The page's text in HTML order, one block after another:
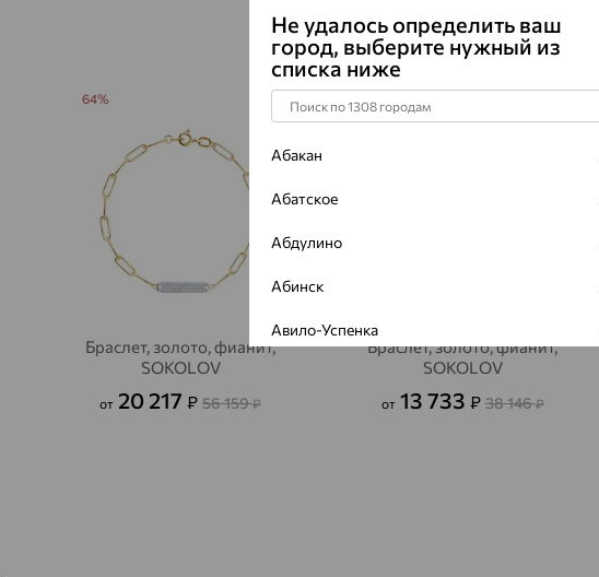
Браслет, золото, фианит,
SOKOLOV
от 20 217 ₽ 56 159₽
64%
Браслет, золото, фианит,
SOKOLOV
от 13 733 ₽ 38 146₽
64%
Не удалось определить ваш
город, выберите нужный из
списка ниже
Абакан
Абатское
Абдулино
Абинск
Авило-Успенка